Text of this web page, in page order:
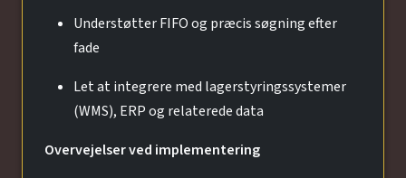
Understøtter FIFO og præcis søgning efter
fade
Let at integrere med lagerstyringssystemer
(WMS), ERP og relaterede data
Overvejelser ved implementering